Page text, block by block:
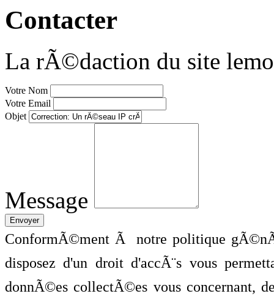
Contacter
La rÃ©daction du site
Votre Nom
Votre Email
Objet
Message
ConformÃ©ment Ã notre politique
disposez d'un droit d'accÃ¨s vous
donnÃ©es collectÃ©es vous concernant,